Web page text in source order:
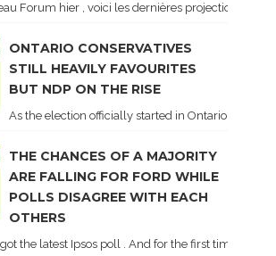
Forum hier , voici les dernières projections
ONTARIO CONSERVATIVES
STILL HEAVILY FAVOURITES
BUT NDP ON THE RISE
As the election officially started in Ontario, some
THE CHANCES OF A MAJORITY
ARE FALLING FOR FORD WHILE
POLLS DISAGREE WITH EACH
OTHERS
the latest Ipsos poll . And for the first time